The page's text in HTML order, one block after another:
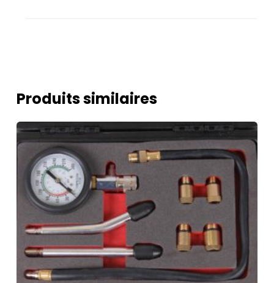
Produits similaires